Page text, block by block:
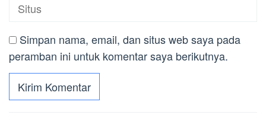
Simpan nama, email, dan situs web saya pada
peramban ini untuk komentar saya berikutnya.